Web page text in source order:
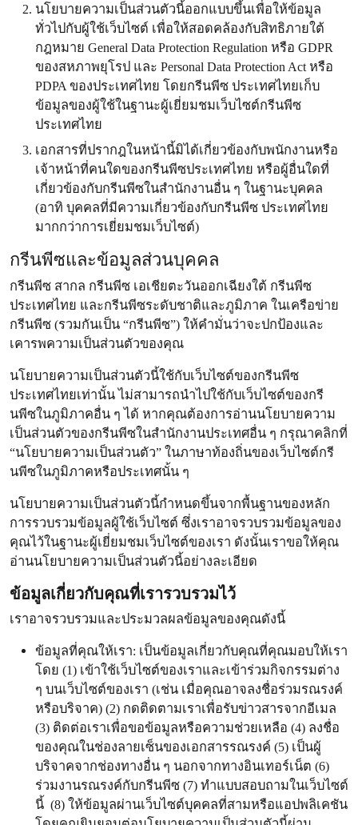
นโยบายความเป็นส่วนตัวนี้ออกแบบขึ้นเพื่อให้ข้อมูล
ทั่วไปกับผู้ใช้เว็บไซต์ เพื่อให้สอดคล้องกับสิทธิภายใต้
กฎหมาย General Data Protection Regulation หรือ GDPR
ของสหภาพยุโรป และ Personal Data Protection Act หรือ
PDPA ของประเทศไทย โดยกรีนพีซ ประเทศไทยเก็บ
ข้อมูลของผู้ใช้ในฐานะผู้เยี่ยมชมเว็บไซต์กรีนพีซ
ประเทศไทย
เอกสารที่ปรากฎในหน้านี้มิได้เกี่ยวข้องกับพนักงานหรือ
เจ้าหน้าที่คนใดของกรีนพีซประเทศไทย หรือผู้อื่นใดที่
เกี่ยวข้องกับกรีนพีซในสำนักงานอื่น ๆ ในฐานะบุคคล
(อาทิ บุคคลที่มีความเกี่ยวข้องกับกรีนพีซ ประเทศไทย
มากกว่าการเยี่ยมชมเว็บไซต์)
กรีนพีซและข้อมูลส่วนบุคคล
กรีนพีซ สากล กรีนพีซ เอเชียตะวันออกเฉียงใต้ กรีนพีซ
ประเทศไทย และกรีนพีซระดับชาติและภูมิภาค ในเครือข่าย
กรีนพีซ (รวมกันเป็น “กรีนพีซ”) ให้คำมั่นว่าจะปกป้องและ
เคารพความเป็นส่วนตัวของคุณ
นโยบายความเป็นส่วนตัวนี้ใช้กับเว็บไซต์ของกรีนพีซ
ประเทศไทยเท่านั้น ไม่สามารถนำไปใช้กับเว็บไซต์ของกรี
นพีซในภูมิภาคอื่น ๆ ได้ หากคุณต้องการอ่านนโยบายความ
เป็นส่วนตัวของกรีนพีซในสำนักงานประเทศอื่น ๆ กรุณาคลิกที่
“นโยบายความเป็นส่วนตัว” ในภาษาท้องถิ่นของเว็บไซต์กรี
นพีซในภูมิภาคหรือประเทศนั้น ๆ
นโยบายความเป็นส่วนตัวนี้กำหนดขึ้นจากพื้นฐานของหลัก
การรวบรวมข้อมูลผู้ใช้เว็บไซต์ ซึ่งเราอาจรวบรวมข้อมูลของ
คุณไว้ในฐานะผู้เยี่ยมชมเว็บไซต์ของเรา ดังนั้นเราขอให้คุณ
อ่านนโยบายความเป็นส่วนตัวนี้อย่างละเอียด
ข้อมูลเกี่ยวกับคุณที่เรารวบรวมไว้
เราอาจรวบรวมและประมวลผลข้อมูลของคุณดังนี้
ข้อมูลที่คุณให้เรา: เป็นข้อมูลเกี่ยวกับคุณที่คุณมอบให้เรา
โดย (1) เข้าใช้เว็บไซต์ของเราและเข้าร่วมกิจกรรมต่าง
ๆ บนเว็บไซต์ของเรา (เช่น เมื่อคุณอาจลงชื่อร่วมรณรงค์
หรือบริจาค) (2) กดติดตามเราเพื่อรับข่าวสารจากอีเมล
(3) ติดต่อเราเพื่อขอข้อมูลหรือความช่วยเหลือ (4) ลงชื่อ
ของคุณในช่องลายเซ็นของเอกสารรณรงค์ (5) เป็นผู้
บริจาคจากช่องทางอื่น ๆ นอกจากทางอินเทอร์เน็ต (6)
ร่วมงานรณรงค์กับกรีนพีซ (7) ทำแบบสอบถามในเว็บไซต์
นี้ (8) ให้ข้อมูลผ่านเว็บไซต์บุคคลที่สามหรือแอปพลิเคชัน